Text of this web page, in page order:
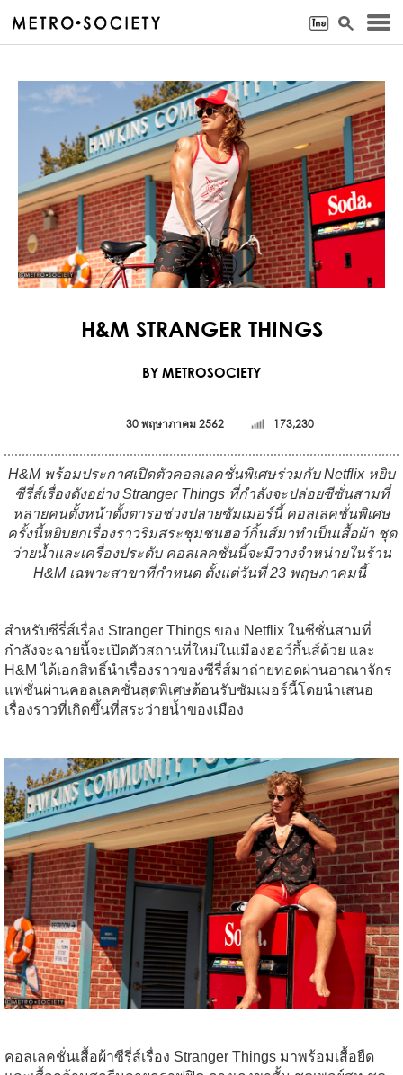
H&M STRANGER THINGS
BY METROSOCIETY
30 พฤษาภาคม 2562 173,230
H&M พร้อมประกาศเปิดตัวคอลเลคชั่นพิเศษร่วมกับ Netflix หยิบ
ซีรี่ส์เรื่องดังอย่าง Stranger Things ที่กำลังจะปล่อยซีซั่นสามที่
หลายคนตั้งหน้าตั้งตารอช่วงปลายซัมเมอร์นี้ คอลเลคชั่นพิเศษ
ครั้งนี้หยิบยกเรื่องราวริมสระชุมชนฮอว์กิ้นส์มาทำเป็นเสื้อผ้า ชุด
ว่ายน้ำและเครื่องประดับ คอลเลคชั่นนี้จะมีวางจำหน่ายในร้าน
H&M เฉพาะสาขาที่กำหนด ตั้งแต่วันที่ 23 พฤษภาคมนี้
สำหรับซีรี่ส์เรื่อง Stranger Things ของ Netflix ในซีซั่นสามที่
กำลังจะฉายนี้จะเปิดตัวสถานที่ใหม่ในเมืองฮอว์กิ้นส์ด้วย และ
H&M ได้เอกสิทธิ์นำเรื่องราวของซีรี่ส์มาถ่ายทอดผ่านอาณาจักร
แฟชั่นผ่านคอลเลคชั่นสุดพิเศษต้อนรับซัมเมอร์นี้โดยนำเสนอ
เรื่องราวที่เกิดขึ้นที่สระว่ายน้ำของเมือง
คอลเลคชั่นเสื้อผ้าซีรี่ส์เรื่อง Stranger Things มาพร้อมเสื้อยืด